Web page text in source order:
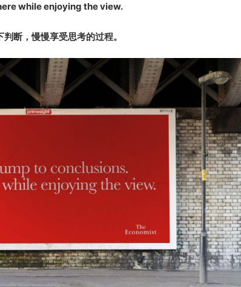
while enjoying the view.
判断，慢慢享受思考的过程。